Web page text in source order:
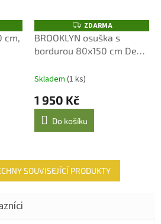
cm,
Z
D
A
R
ZDARMA
BROOKLYN osuška s
bordurou 80x150 cm Deep
Skladem (1 ks)
1 950 Kč
Do košíku
SOUVISEJÍCÍ PRODUKTY